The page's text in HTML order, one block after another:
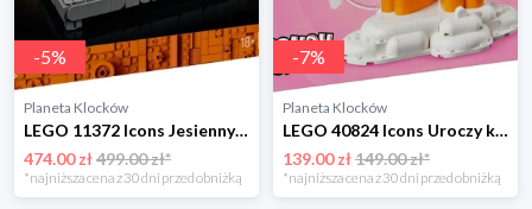
-5%
Planeta Klocków
LEGO 11372 Icons Jesienny ogród z chatką Lego
474.00 zł499.00 zł*
*najniższa cena z 30 dni przed obniżką
-7%
Planeta Klocków
LEGO 40824 Icons Uroczy kanarek Tweety Lego
139.00 zł149.00 zł*
*najniższa cena z 30 dni przed obniżką